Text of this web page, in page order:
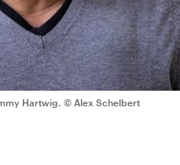
Hartwig. © Alex Schelbert